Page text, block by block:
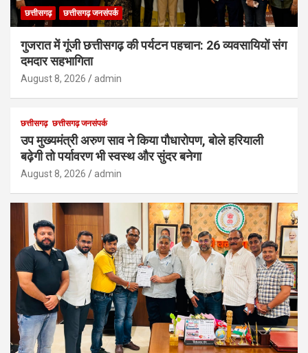
छत्तीसगढ़ छत्तीसगढ़ जनसंपर्क
गुजरात में गूंजी छत्तीसगढ़ की पर्यटन पहचान: 26 व्यवसायियों संग
दमदार सहभागिता
August 8, 2026 admin
छत्तीसगढ़ छत्तीसगढ़ जनसंपर्क
उप मुख्यमंत्री अरुण साव ने किया पौधारोपण, बोले हरियाली
बढ़ेगी तो पर्यावरण भी स्वस्थ और सुंदर बनेगा
August 8, 2026 admin